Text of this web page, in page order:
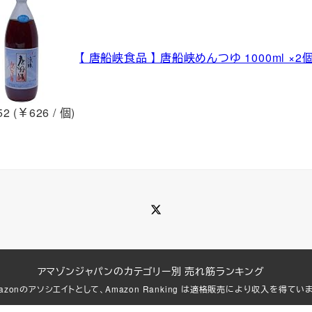
(￥626 / 個)
【 唐船峡食品 】 唐船峡めんつゆ 1000ml ×2個
アマゾンジャパンのカテゴリー別 売れ筋ランキング
のアソシエイトとして、Amazon Ranking は適格販売により収入を得ていま